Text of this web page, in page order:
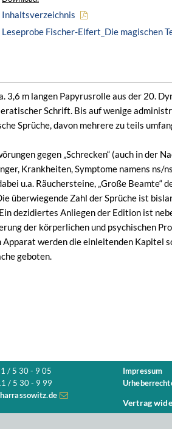
Inhaltsverzeichnis
Leseprobe Fischer-Elfert_Die magischen
3,6 m langen Papyrusrolle aus der 20.
Schrift. Bis auf wenige
Sprüche, davon mehrere zu teils
gegen „Schrecken“ (auch in der
Krankheiten, Symptome namens ns/
u.a. Räuchersteine, „Große Beamte“
überwiegende Zahl der Sprüche ist
dezidiertes Anliegen der Edition ist
der körperlichen und psychischen
Apparat werden die einleitenden Kapitel
geboten.
/ 5 30 - 9 05
/ 5 30 - 9 99
Impressum
Vertrag